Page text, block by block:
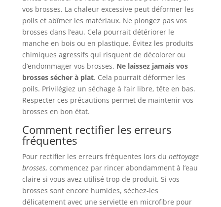
vos brosses. La chaleur excessive peut déformer les
poils et abîmer les matériaux. Ne plongez pas vos
brosses dans l’eau. Cela pourrait détériorer le
manche en bois ou en plastique. Évitez les produits
chimiques agressifs qui risquent de décolorer ou
d’endommager vos brosses. Ne laissez jamais vos
brosses sécher à plat. Cela pourrait déformer les
poils. Privilégiez un séchage à l’air libre, tête en bas.
Respecter ces précautions permet de maintenir vos
brosses en bon état.
Comment rectifier les erreurs
fréquentes
Pour rectifier les erreurs fréquentes lors du nettoyage
brosses, commencez par rincer abondamment à l’eau
claire si vous avez utilisé trop de produit. Si vos
brosses sont encore humides, séchez-les
délicatement avec une serviette en microfibre pour